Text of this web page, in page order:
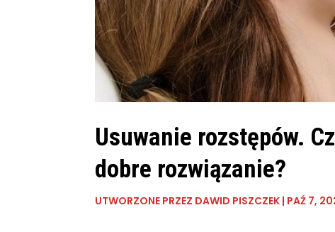
Usuwanie rozstępów.
dobre rozwiązanie?
UTWORZONE PRZEZ DAWID PISZCZEK | PAŹ 7,